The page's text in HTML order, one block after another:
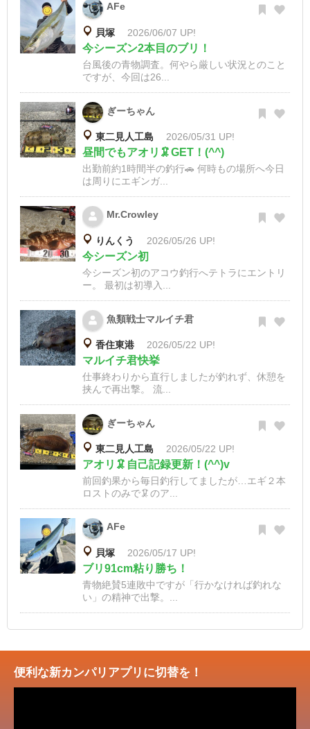
AFe
貝塚 2026/06/07 UP!
今シーズン2本目のブリ！
台風後の青物調査。何やら厳しい状況とのこと
ですが、今回は26...
ぎーちゃん
東二見人工島 2026/05/31 UP!
昼間でもアオリ🦑GET！(^^)
出勤前約1時間半の釣行🚗 何時もの場所へ今日
は周りにエギンガ...
Mr.Crowley
りんくう 2026/05/26 UP!
今シーズン初
今シーズン初のアコウ釣行へテトラにエントリ
ー。 最初は初導入...
魚類戦士マルイチ君
香住東港 2026/05/22 UP!
マルイチ君快挙
仕事終わりから直行しましたが釣れず、休憩を
挟んで再出撃。 流...
ぎーちゃん
東二見人工島 2026/05/22 UP!
アオリ🦑自己記録更新！(^^)v
前回釣果から毎日釣行してましたが…エギ２本
ロストのみで🦑のア...
AFe
貝塚 2026/05/17 UP!
ブリ91cm粘り勝ち！
青物絶賛5連敗中ですが「行かなければ釣れな
い」の精神で出撃。...
便利な新カンパリアプリに切替を！